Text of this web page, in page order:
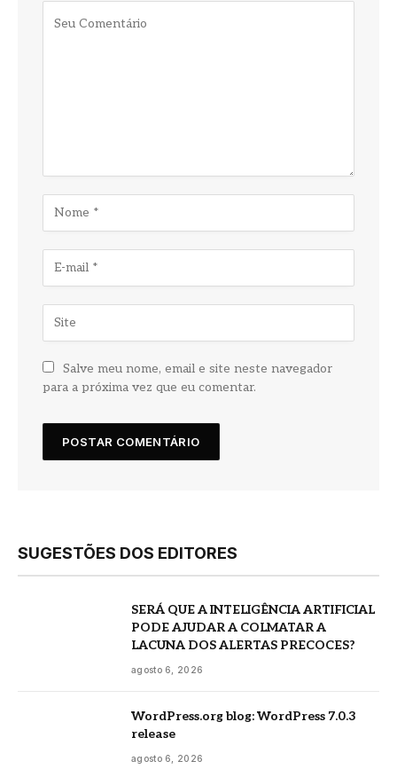
Salve meu nome, email e site neste navegador
para a próxima vez que eu comentar.
SUGESTÕES DOS EDITORES
SERÁ QUE A INTELIGÊNCIA ARTIFICIAL
PODE AJUDAR A COLMATAR A
LACUNA DOS ALERTAS PRECOCES?
agosto 6, 2026
WordPress.org blog: WordPress 7.0.3
release
agosto 6, 2026